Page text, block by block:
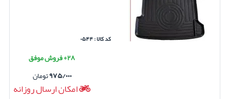
کد کالا : ۰۵۴۴
۲۸+ فروش موفق
۹۷۵/۰۰۰تومان
امکان ارسال روزانه